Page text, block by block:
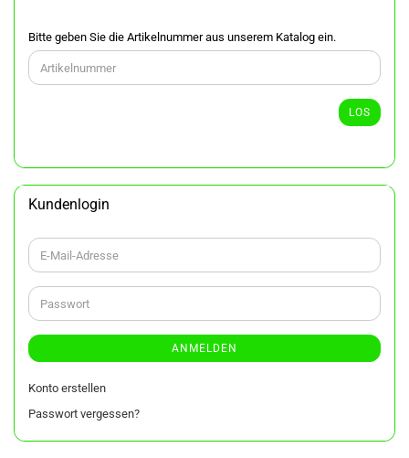
BITTE
GEBEN
SIE
DIE
EIN.
Bitte geben Sie die Artikelnummer aus unserem Katalog ein.
LOS
Kundenlogin
E-
Mail-
Adresse
Passwort
ANMELDEN
Konto erstellen
Passwort vergessen?